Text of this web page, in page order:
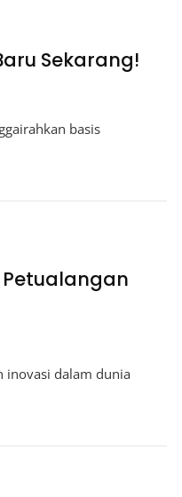
Sekarang!
basis
Petualangan
inovasi dalam dunia